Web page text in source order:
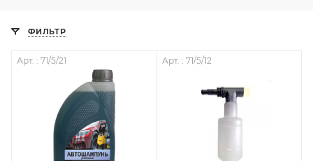
ФИЛЬТР
Арт. : 71/5/21 Арт. : 71/5/12